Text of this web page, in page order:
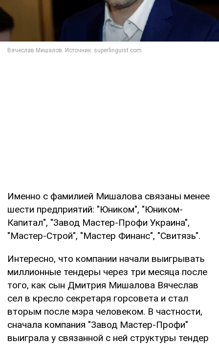
Именно с фамилией Мишалова связаны менее
шести предприятий: "Юником", "Юником-
Капитал", "Завод Мастер-Профи Украина",
"Мастер-Строй", "Мастер Финанс", "Свитязь".
Интересно, что компании начали выигрывать
миллионные тендеры через три месяца после
того, как сын Дмитрия Мишалова Вячеслав
сел в кресло секретаря горсовета и стал
вторым после мэра человеком. В частности,
сначала компания "Завод Мастер-Профи"
выиграла у связанной с ней структуры тендер